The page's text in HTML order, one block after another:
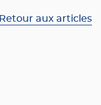
Retour aux articles